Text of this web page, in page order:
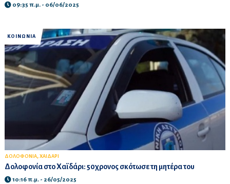
09:35 π.μ. - 06/06/2025
ΚΟΙΝΩΝΙΑ
ΔΟΛΟΦΟΝΙΑ, ΧΑΙΔΑΡΙ
Δολοφονία στο Χαϊδάρι: 50χρονος σκότωσε τη μητέρα του
10:16 π.μ. - 26/05/2025